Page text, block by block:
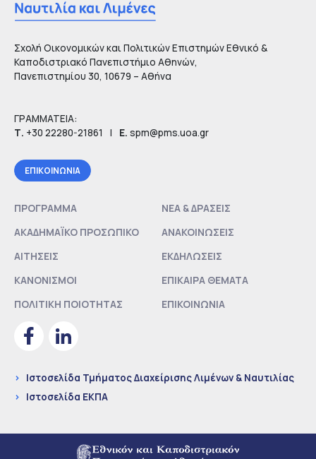
Σχολή Οικονομικών και Πολιτικών Επιστημών Εθνικό &
Καποδιστριακό Πανεπιστήμιο Αθηνών,
Πανεπιστημίου 30, 10679 – Αθήνα
ΓΡΑΜΜΑΤΕΙΑ:
Τ. +30 22280-21861 | Ε. spm@pms.uoa.gr
EΠΙΚΟΙΝΩΝΙΑ
ΠΡΟΓΡΑΜΜΑ
ΑΚΑΔΗΜΑΪΚΟ ΠΡΟΣΩΠΙΚΟ
ΑΙΤΗΣΕΙΣ
ΚΑΝΟΝΙΣΜΟΙ
ΠΟΛΙΤΙΚΗ ΠΟΙΟΤΗΤΑΣ
ΝΕΑ & ΔΡΑΣΕΙΣ
ΑΝΑΚΟΙΝΩΣΕΙΣ
ΕΚΔΗΛΩΣΕΙΣ
ΕΠΙΚΑΙΡΑ ΘΕΜΑΤΑ
ΕΠΙΚΟΙΝΩΝΙΑ
>
Ιστοσελίδα Τμήματος Διαχείρισης Λιμένων & Ναυτιλίας
>
Ιστοσελίδα ΕΚΠΑ